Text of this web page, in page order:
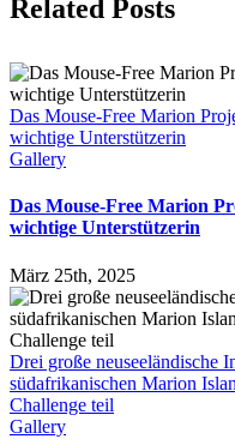
Related Posts
Das Mouse-Free Marion
wichtige Unterstützerin
Gallery
Das Mouse-Free Marion
wichtige Unterstützerin
März 25th, 2025
Drei große neuseeländische
südafrikanischen Marion
Challenge teil
Gallery